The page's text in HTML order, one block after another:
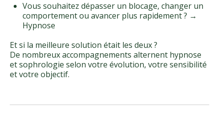
Vous souhaitez dépasser un blocage, changer un
comportement ou avancer plus rapidement ? →
Hypnose
Et si la meilleure solution était les deux ?
De nombreux accompagnements alternent hypnose
et sophrologie selon votre évolution, votre sensibilité
et votre objectif.